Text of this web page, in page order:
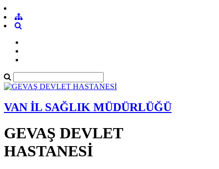
VAN İL SAĞLIK MÜDÜRLÜĞÜ
GEVAŞ DEVLET
HASTANESİ